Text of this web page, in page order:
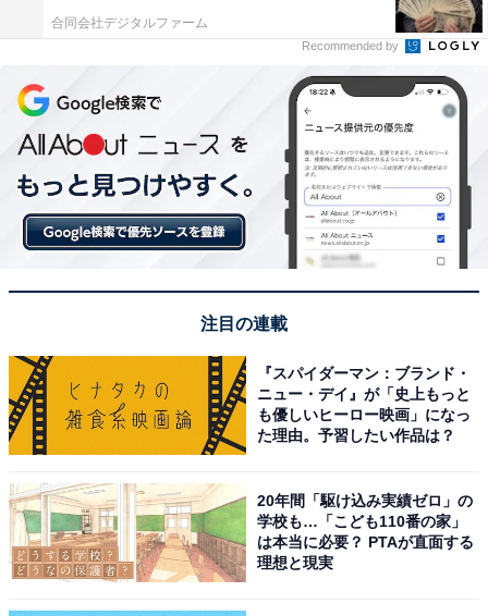
合同会社デジタルファーム
Recommended by
注目の連載
『スパイダーマン：ブランド・
ニュー・デイ』が「史上もっと
も優しいヒーロー映画」になっ
た理由。予習したい作品は？
20年間「駆け込み実績ゼロ」の
学校も…「こども110番の家」
は本当に必要？ PTAが直面する
理想と現実